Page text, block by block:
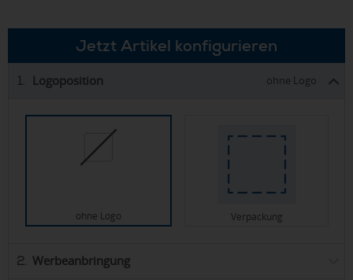
Jetzt Artikel konfigurieren
1. Logoposition ohne Logo
ohne Logo Verpackung
2. Werbeanbringung